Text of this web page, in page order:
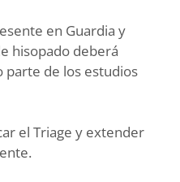
en Guardia y
hisopado deberá
parte de los estudios
el Triage y extender